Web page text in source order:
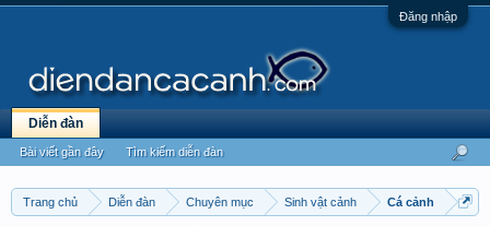
Đăng nhập
Trang chủ Diễn đàn Chuyên mục Sinh vật cảnh Cá cảnh
Diễn đàn
Bài viết gần đây Tìm kiếm diễn đàn